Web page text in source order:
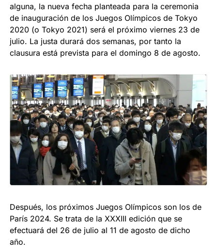
alguna, la nueva fecha planteada para la ceremonia
de inauguración de los Juegos Olímpicos de Tokyo
2020 (o Tokyo 2021) será el próximo viernes 23 de
julio. La justa durará dos semanas, por tanto la
clausura está prevista para el domingo 8 de agosto.
Después, los próximos Juegos Olímpicos son los de
París 2024. Se trata de la XXXIII edición que se
efectuará del 26 de julio al 11 de agosto de dicho
año.